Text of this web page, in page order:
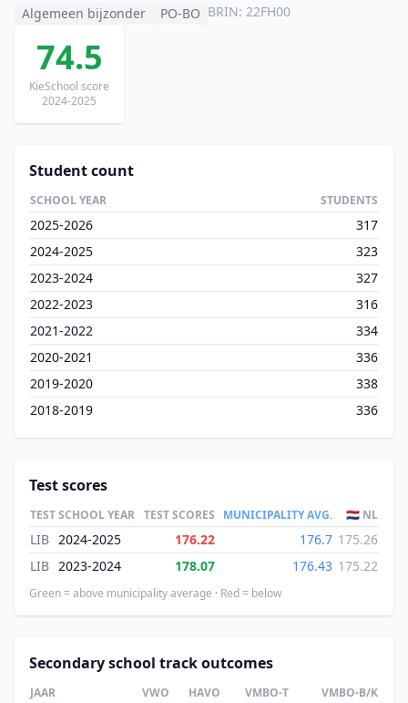
Algemeen bijzonder
PO-BO BRIN: 22FH00
74.5
KieSchool score
2024-2025
Student count
SCHOOL YEAR STUDENTS
2025-2026
317
2024-2025
323
2023-2024
327
2022-2023
316
2021-2022
334
2020-2021
336
2019-2020
338
2018-2019
336
Test scores
TESTSCHOOL YEAR TEST SCORES MUNICIPALITY AVG. 🇳🇱 NL
LIB 2024-2025 176.22 176.7 175.26
LIB 2023-2024 178.07 176.43 175.22
Green = above municipality average · Red = below
Secondary school track outcomes
JAAR VWO HAVO VMBO-T VMBO-B/K